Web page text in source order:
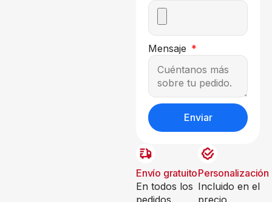
Mensaje
Enviar
Envío gratuito
En todos los
pedidos
Personalización
Incluido en el
precio